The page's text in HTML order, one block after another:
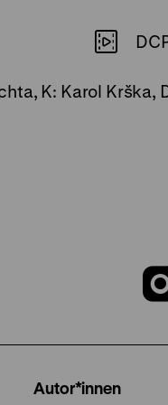
K: Karol Krška,
Autor*innen